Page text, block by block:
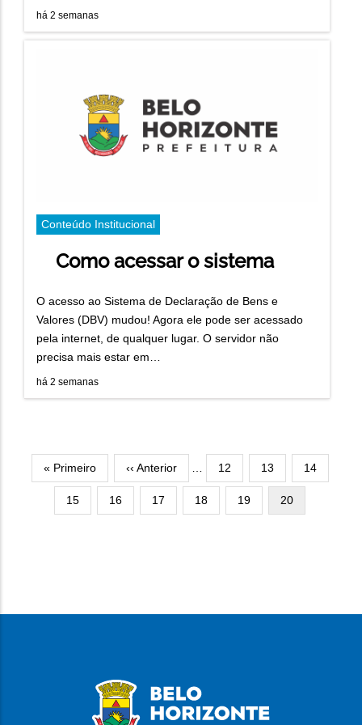
há 2 semanas
Conteúdo Institucional
Como acessar o sistema
O acesso ao Sistema de Declaração de Bens e
Valores (DBV) mudou! Agora ele pode ser acessado
pela internet, de qualquer lugar. O servidor não
precisa mais estar em…
há 2 semanas
Primeira
página
« Primeiro
Página
anterior
‹‹ Anterior Página
12 Página
13 Página
14
Página
15 Página
16 Página
17 Página
18 Página
19
Página
atual
20